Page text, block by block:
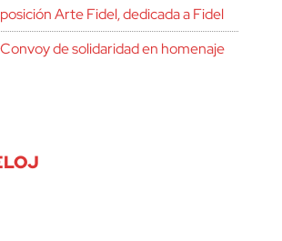
Arte Fidel, dedicada a Fidel
de solidaridad en homenaje